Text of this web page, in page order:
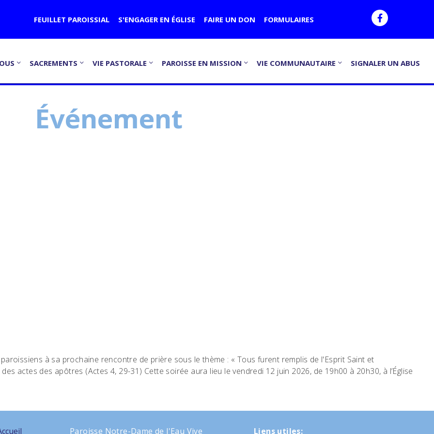
FEUILLET PAROISSIAL S'ENGAGER EN ÉGLISE FAIRE UN DON FORMULAIRES
SACREMENTS VIE PASTORALE PAROISSE EN MISSION VIE COMMUNAUTAIRE SIGNALER UN ABUS
Événement
à sa prochaine rencontre de prière sous le thème : « Tous furent remplis de l'Esprit Saint et
actes des apôtres (Actes 4, 29-31) Cette soirée aura lieu le vendredi 12 juin 2026, de 19h00 à 20h30, à l’Église
Paroisse Notre-Dame de l'Eau Vive Liens utiles: